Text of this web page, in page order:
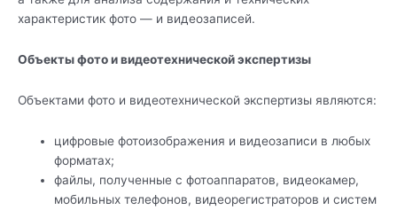
характеристик фото — и видеозаписей.
Объекты фото и видеотехнической экспертизы
Объектами фото и видеотехнической экспертизы являются:
цифровые фотоизображения и видеозаписи в любых
форматах;
файлы, полученные с фотоаппаратов, видеокамер,
мобильных телефонов, видеорегистраторов и систем